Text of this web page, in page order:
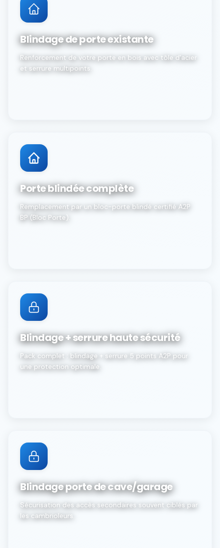
Blindage de porte existante
Renforcement de votre porte en bois avec tôle d'acier
et serrure multipoints.
Porte blindée complète
Remplacement par un bloc-porte blindé certifié A2P
BP (Bloc Porte).
Blindage + serrure haute sécurité
Pack complet : blindage + serrure 5 points A2P pour
une protection optimale.
Blindage porte de cave/garage
Sécurisation des accès secondaires souvent ciblés par
les cambrioleurs.